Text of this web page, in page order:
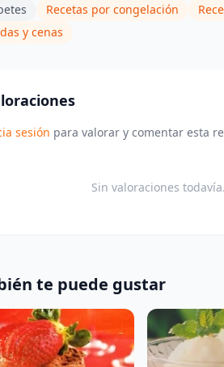
Recetas por congelación
y cenas
sesión para valorar y comentar esta
Sin valoraciones
te puede gustar